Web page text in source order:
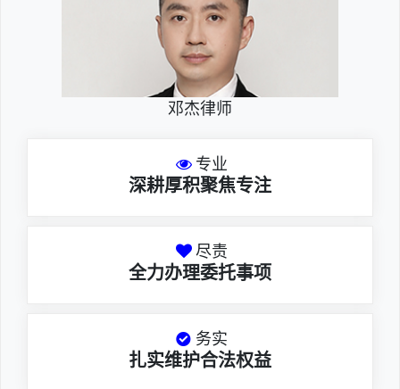
邓杰律师
专业
深耕厚积聚焦专注
尽责
全力办理委托事项
务实
扎实维护合法权益